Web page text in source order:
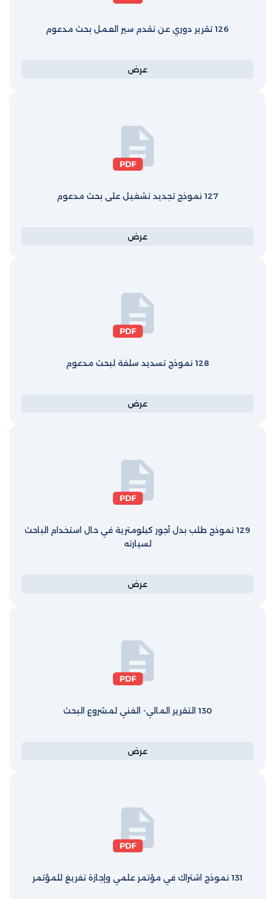
126 تقرير دوري عن تقدم سير العمل بحث مدعوم
عرض
127 نموذج تجديد تشغيل على بحث مدعوم
عرض
128 نموذج تسديد سلفة لبحث مدعوم
عرض
129 نموذج طلب بدل أجور كيلومترية في حال استخدام الباحث
لسيارته
عرض
130 التقرير المالي- الفني لمشروع البحث
عرض
131 نموذج اشتراك في مؤتمر علمي وإجازة تفريغ للمؤتمر